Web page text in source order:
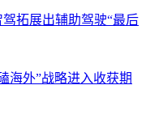
拓展出辅助驾驶“最后
海外”战略进入收获期